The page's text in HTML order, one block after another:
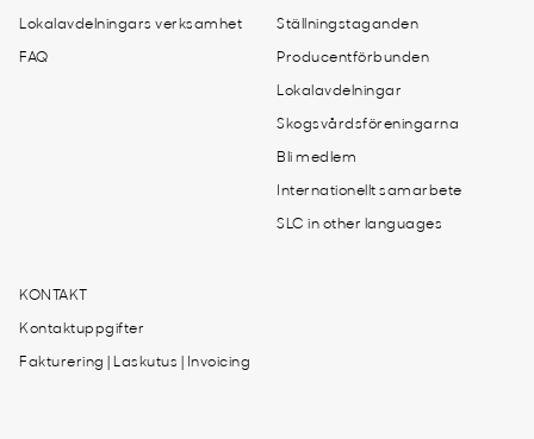
Lokalavdelningars verksamhet
FAQ
Ställningstaganden
Producentförbunden
Lokalavdelningar
Skogsvårdsföreningarna
Bli medlem
Internationellt samarbete
SLC in other languages
KONTAKT
Kontaktuppgifter
Fakturering | Laskutus | Invoicing